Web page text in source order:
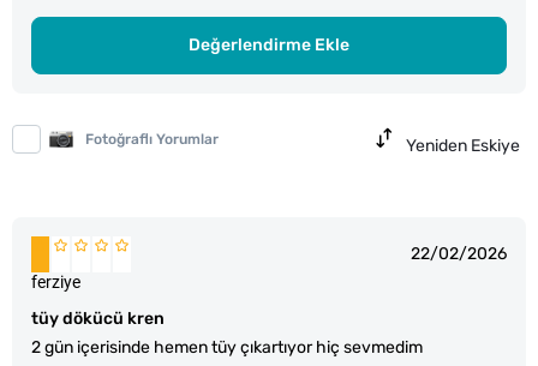
Değerlendirme Ekle
Fotoğraflı Yorumlar Yeniden Eskiye
22/02/2026
tüy dökücü kren
2 gün içerisinde hemen tüy çıkartıyor hiç sevmedim
ferziye